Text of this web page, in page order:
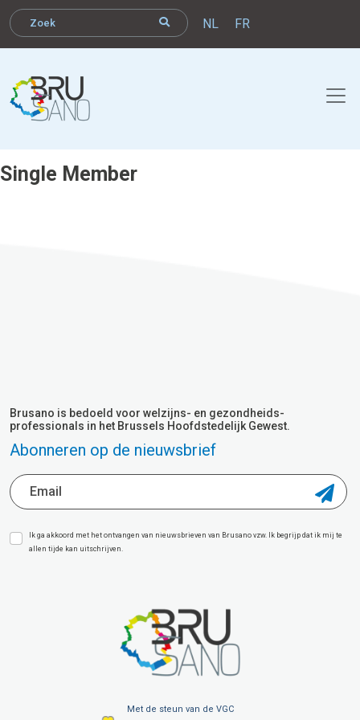
NL FR
Single Member
Brusano is bedoeld voor welzijns- en gezondheids-
professionals in het Brussels Hoofdstedelijk Gewest.
Abonneren op de nieuwsbrief
Ik ga akkoord met het ontvangen van nieuwsbrieven van Brusano vzw. Ik begrijp dat ik mij te
allen tijde kan uitschrijven.
Met de steun van de VGC